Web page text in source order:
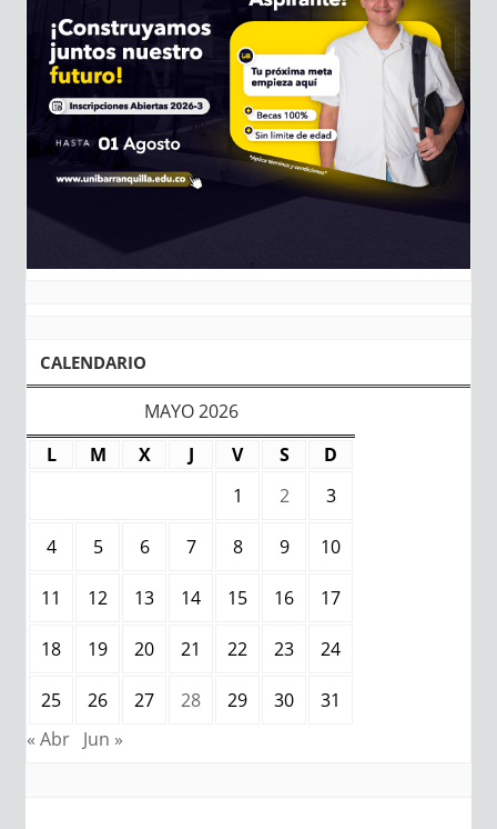
CALENDARIO
MAYO 2026
L
M X J V S
D
1
2 3
4 5 6 7 8 9 10
11 12 13 14 15 16 17
18 19 20 21 22 23 24
25 26 27 28 29 30
31
« Abr Jun »